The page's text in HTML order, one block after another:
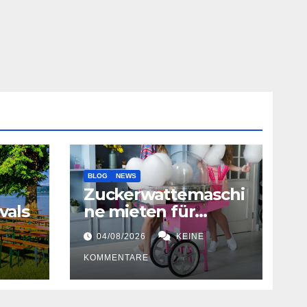
BLOG NEWS
Zuckerwattemaschi
ne mieten für
Hochzeiten
04/08/2026 KEINE
KOMMENTARE